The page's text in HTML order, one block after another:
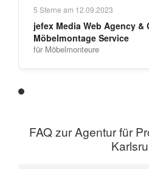
5 Sterne am 12.09.2023
jefex Media Web Agency
Möbelmontage Service
für Möbelmonteure
FAQ zur Agentur für